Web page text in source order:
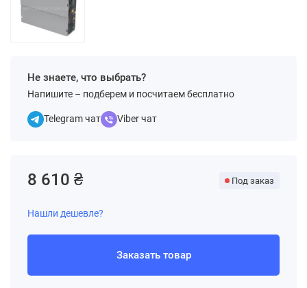
Не знаете, что выбрать?
Напишите – подберем и посчитаем бесплатно
Telegram чат Viber чат
8 610 ₴ Под заказ
Нашли дешевле?
Заказать товар